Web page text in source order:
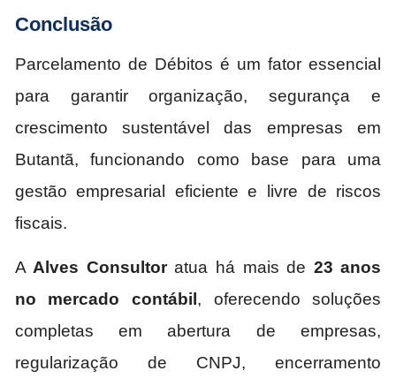
Conclusão
Parcelamento de Débitos é um fator essencial
para garantir organização, segurança e
crescimento sustentável das empresas em
Butantã, funcionando como base para uma
gestão empresarial eficiente e livre de riscos
fiscais.
A Alves Consultoratua há mais de 23 anos
no mercado contábil, oferecendo soluções
completas em abertura de empresas,
regularização de CNPJ, encerramento